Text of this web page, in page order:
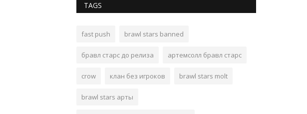
TAGS
fast push brawl stars banned
бравл старс до релиза артемсолл бравл старс
crow клан без игроков brawl stars molt
brawl stars арты